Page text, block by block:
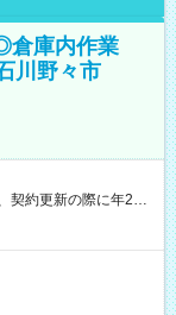
倉庫内作業
川野々市
契約更新の際に年2回
夜割増賃金 (22:00～
与は本採用時と同じ